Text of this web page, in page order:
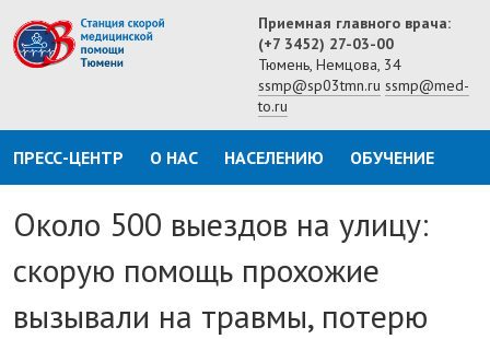
Приемная главного врача:
(+7 3452) 27-03-00
Тюмень, Немцова, 34
ssmp@sp03tmn.ru ssmp@med-
to.ru
ПРЕСС-ЦЕНТР О НАС НАСЕЛЕНИЮ ОБУЧЕНИЕ
Около 500 выездов на улицу:
скорую помощь прохожие
вызывали на травмы, потерю